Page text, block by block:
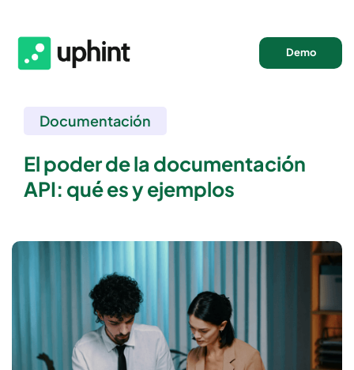
Demo
Documentación
El poder de la documentación
API: qué es y ejemplos